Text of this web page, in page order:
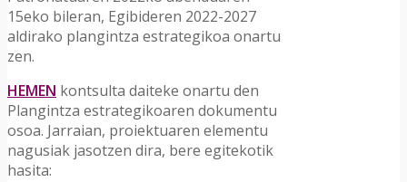
15eko bileran, Egibideren 2022-2027
aldirako plangintza estrategikoa onartu
zen.
HEMEN kontsulta daiteke onartu den
Plangintza estrategikoaren dokumentu
osoa. Jarraian, proiektuaren elementu
nagusiak jasotzen dira, bere egitekotik
hasita: